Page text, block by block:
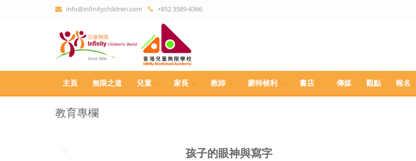
info@infinitychildren.com +852 3589-6366
主頁 無限之道 兒童 家長 教師 蒙特梭利 書店 傳媒 觀點 報名
教育專欄
孩子的眼神與寫字